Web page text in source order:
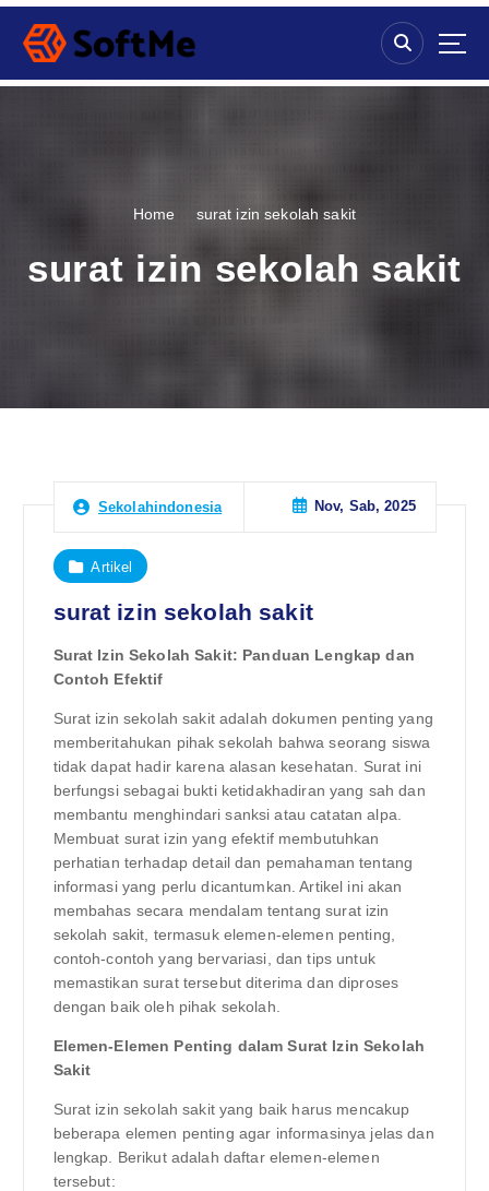
S
p
Home surat izin sekolah sakit
surat izin sekolah sakit
Sekolahindonesia Nov, Sab, 2025
Artikel
surat izin sekolah sakit
Surat Izin Sekolah Sakit: Panduan Lengkap dan
Contoh Efektif
Surat izin sekolah sakit adalah dokumen penting yang
memberitahukan pihak sekolah bahwa seorang siswa
tidak dapat hadir karena alasan kesehatan. Surat ini
berfungsi sebagai bukti ketidakhadiran yang sah dan
membantu menghindari sanksi atau catatan alpa.
Membuat surat izin yang efektif membutuhkan
perhatian terhadap detail dan pemahaman tentang
informasi yang perlu dicantumkan. Artikel ini akan
membahas secara mendalam tentang surat izin
sekolah sakit, termasuk elemen-elemen penting,
contoh-contoh yang bervariasi, dan tips untuk
memastikan surat tersebut diterima dan diproses
dengan baik oleh pihak sekolah.
Elemen-Elemen Penting dalam Surat Izin Sekolah
Sakit
Surat izin sekolah sakit yang baik harus mencakup
beberapa elemen penting agar informasinya jelas dan
lengkap. Berikut adalah daftar elemen-elemen
tersebut: